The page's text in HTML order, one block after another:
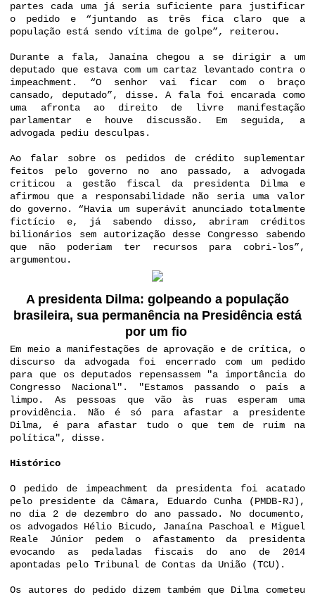
partes cada uma já seria suficiente para justificar
o pedido e “juntando as três fica claro que a
população está sendo vítima de golpe”, reiterou.
Durante a fala, Janaína chegou a se dirigir a um
deputado que estava com um cartaz levantado contra o
impeachment. “O senhor vai ficar com o braço
cansado, deputado”, disse. A fala foi encarada como
uma afronta ao direito de livre manifestação
parlamentar e houve discussão. Em seguida, a
advogada pediu desculpas.
Ao falar sobre os pedidos de crédito suplementar
feitos pelo governo no ano passado, a advogada
criticou a gestão fiscal da presidenta Dilma e
afirmou que a responsabilidade não seria uma valor
do governo. “Havia um superávit anunciado totalmente
fictício e, já sabendo disso, abriram créditos
bilionários sem autorização desse Congresso sabendo
que não poderiam ter recursos para cobri-los”,
argumentou.
A presidenta Dilma: golpeando a população
brasileira, sua permanência na Presidência está
por um fio
Em meio a manifestações de aprovação e de crítica, o
discurso da advogada foi encerrado com um pedido
para que os deputados repensassem "a importância do
Congresso Nacional". "Estamos passando o país a
limpo. As pessoas que vão às ruas esperam uma
providência. Não é só para afastar a presidente
Dilma, é para afastar tudo o que tem de ruim na
política", disse.
Histórico
O pedido de impeachment da presidenta foi acatado
pelo presidente da Câmara, Eduardo Cunha (PMDB-RJ),
no dia 2 de dezembro do ano passado. No documento,
os advogados Hélio Bicudo, Janaína Paschoal e Miguel
Reale Júnior pedem o afastamento da presidenta
evocando as pedaladas fiscais do ano de 2014
apontadas pelo Tribunal de Contas da União (TCU).
Os autores do pedido dizem também que Dilma cometeu